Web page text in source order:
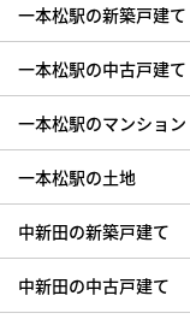
一本松駅の新築戸建て
一本松駅の中古戸建て
一本松駅のマンション
一本松駅の土地
中新田の新築戸建て
中新田の中古戸建て